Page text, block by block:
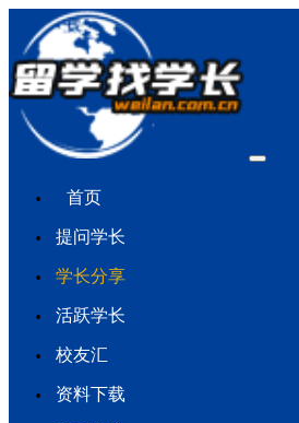
首页
提问学长
学长分享
活跃学长
校友汇
资料下载